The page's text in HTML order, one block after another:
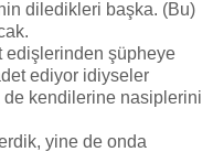
diledikleri başka. (Bu)
edişlerinden şüpheye
ediyor idiyseler
kendilerine nasiplerini
yine de onda